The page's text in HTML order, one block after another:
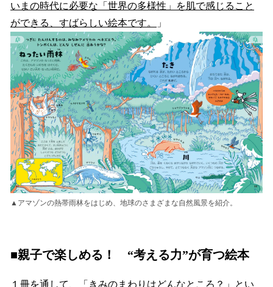
いまの時代に必要な「世界の多様性」を肌で感じること
ができる、すばらしい絵本です。
」
▲アマゾンの熱帯雨林をはじめ、地球のさまざまな自然風景を紹介。
■親子で楽しめる！ “考える力”が育つ絵本
１冊を通して、「きみのまわりはどんなところ？」とい